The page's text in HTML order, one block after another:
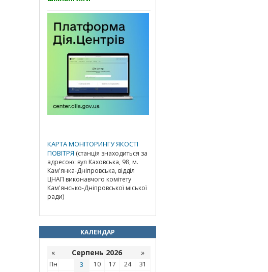
КАРТА МОНІТОРИНГУ ЯКОСТІ
ПОВІТРЯ (станція знаходиться за
адресою: вул Каховська, 98, м.
Кам'янка-Дніпровська, відділ
ЦНАП виконавчого комітету
Кам'янсько-Дніпровської міської
ради)
КАЛЕНДАР
« Серпень 2026 »
Пн 3 10 17 24
31